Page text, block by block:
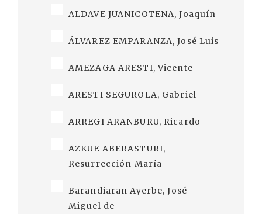
ALDAVE JUANICOTENA, Joaquín
ÁLVAREZ EMPARANZA, José Luis
AMEZAGA ARESTI, Vicente
ARESTI SEGUROLA, Gabriel
ARREGI ARANBURU, Ricardo
AZKUE ABERASTURI,
Resurrección María
Barandiaran Ayerbe, José
Miguel de